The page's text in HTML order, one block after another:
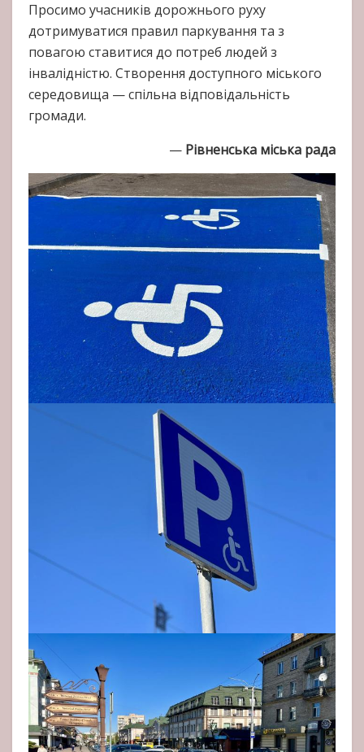
Просимо учасників дорожнього руху
дотримуватися правил паркування та з
повагою ставитися до потреб людей з
інвалідністю. Створення доступного міського
середовища — спільна відповідальність
громади.
— Рівненська міська рада